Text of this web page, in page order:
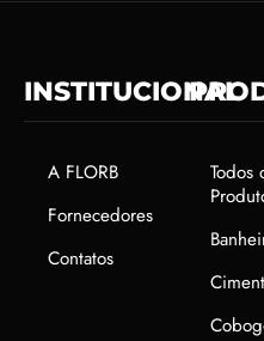
INSTITUCIONAL
A FLORB
Fornecedores
Contatos
Todos